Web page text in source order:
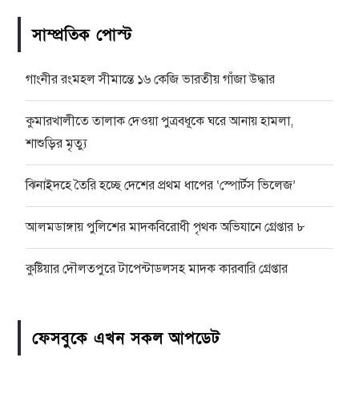
সাম্প্রতিক পোস্ট
গাংনীর রংমহল সীমান্তে ১৬ কেজি ভারতীয় গাঁজা উদ্ধার
কুমারখালীতে তালাক দেওয়া পুত্রবধূকে ঘরে আনায় হামলা,
শাশুড়ির মৃত্যু
ঝিনাইদহে তৈরি হচ্ছে দেশের প্রথম ধাপের ‘স্পোর্টস ভিলেজ’
আলমডাঙ্গায় পুলিশের মাদকবিরোধী পৃথক অভিযানে গ্রেপ্তার ৮
কুষ্টিয়ার দৌলতপুরে টাপেন্টাডলসহ মাদক কারবারি গ্রেপ্তার
ফেসবুকে এখন সকল আপডেট